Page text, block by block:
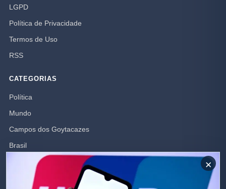
LGPD
Política de Privacidade
Termos de Uso
RSS
CATEGORIAS
Política
Mundo
Campos dos Goytacazes
Brasil
Rio de Janeiro
×